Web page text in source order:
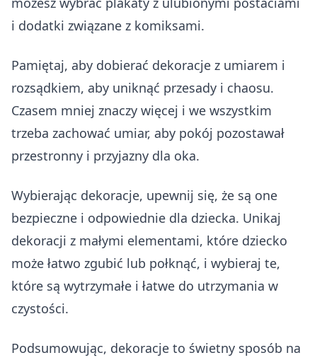
i dodatki związane z komiksami.
Pamiętaj, aby dobierać dekoracje z umiarem i
rozsądkiem, aby uniknąć przesady i chaosu.
Czasem mniej znaczy więcej i we wszystkim
trzeba zachować umiar, aby pokój pozostawał
przestronny i przyjazny dla oka.
Wybierając dekoracje, upewnij się, że są one
bezpieczne i odpowiednie dla dziecka. Unikaj
dekoracji z małymi elementami, które dziecko
może łatwo zgubić lub połknąć, i wybieraj te,
które są wytrzymałe i łatwe do utrzymania w
czystości.
Podsumowując, dekoracje to świetny sposób na